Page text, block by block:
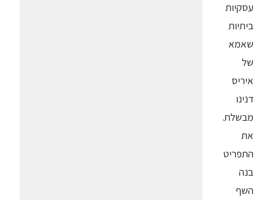
עסקיות
ביתיות
שאמא
של
איריס
דנינו
מבשלת.
את
התפריט
בנה
השף